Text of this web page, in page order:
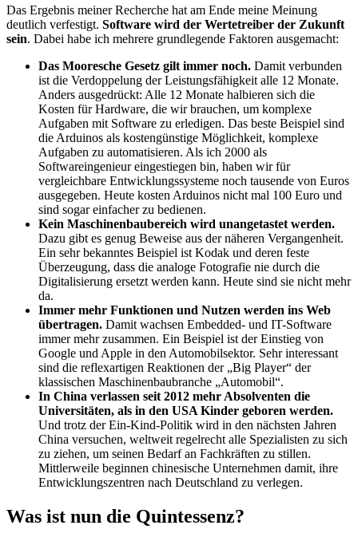
Das Ergebnis meiner Recherche hat am Ende meine Meinung
deutlich verfestigt. Software wird der Wertetreiber der Zukunft
sein. Dabei habe ich mehrere grundlegende Faktoren ausgemacht:
Das Mooresche Gesetz gilt immer noch. Damit verbunden
ist die Verdoppelung der Leistungsfähigkeit alle 12 Monate.
Anders ausgedrückt: Alle 12 Monate halbieren sich die
Kosten für Hardware, die wir brauchen, um komplexe
Aufgaben mit Software zu erledigen. Das beste Beispiel sind
die Arduinos als kostengünstige Möglichkeit, komplexe
Aufgaben zu automatisieren. Als ich 2000 als
Softwareingenieur eingestiegen bin, haben wir für
vergleichbare Entwicklungssysteme noch tausende von Euros
ausgegeben. Heute kosten Arduinos nicht mal 100 Euro und
sind sogar einfacher zu bedienen.
Kein Maschinenbaubereich wird unangetastet werden.
Dazu gibt es genug Beweise aus der näheren Vergangenheit.
Ein sehr bekanntes Beispiel ist Kodak und deren feste
Überzeugung, dass die analoge Fotografie nie durch die
Digitalisierung ersetzt werden kann. Heute sind sie nicht mehr
da.
Immer mehr Funktionen und Nutzen werden ins Web
übertragen. Damit wachsen Embedded- und IT-Software
immer mehr zusammen. Ein Beispiel ist der Einstieg von
Google und Apple in den Automobilsektor. Sehr interessant
sind die reflexartigen Reaktionen der „Big Player“ der
klassischen Maschinenbaubranche „Automobil“.
In China verlassen seit 2012 mehr Absolventen die
Universitäten, als in den USA Kinder geboren werden.
Und trotz der Ein-Kind-Politik wird in den nächsten Jahren
China versuchen, weltweit regelrecht alle Spezialisten zu sich
zu ziehen, um seinen Bedarf an Fachkräften zu stillen.
Mittlerweile beginnen chinesische Unternehmen damit, ihre
Entwicklungszentren nach Deutschland zu verlegen.
Was ist nun die Quintessenz?